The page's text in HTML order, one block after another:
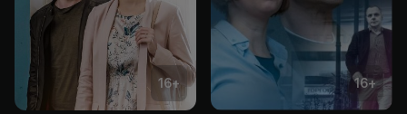
16+ 16+